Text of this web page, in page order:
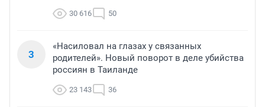
30 616 50
3
«Насиловал на глазах у связанных
родителей». Новый поворот в деле убийства
россиян в Таиланде
23 143 36